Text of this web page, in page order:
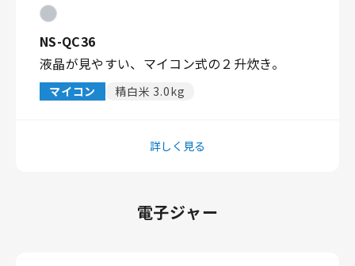
NS-QC36
液晶が見やすい、マイコン式の２升炊き。
マイコン 精白米 3.0kg
詳しく見る
電子ジャー